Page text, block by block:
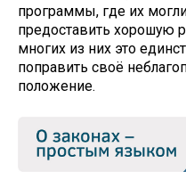
программы, где их
предоставить хорошую
многих из них это
поправить своё
положение.